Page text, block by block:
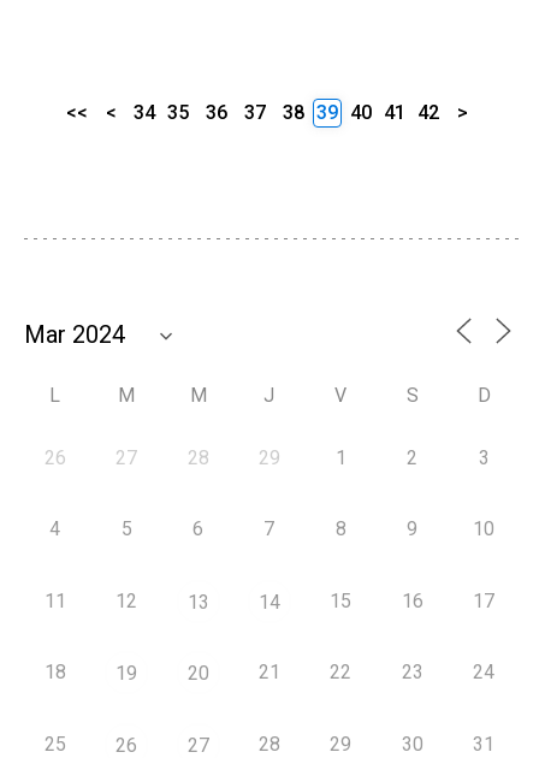
<< < 34 35 36 37 38 39 40 41 42 >
L M M J V S D
26 27 28 29 1 2 3
4 5 6 7 8 9 10
11 12 13 14 15 16 17
18 19 20 21 22 23 24
25 26 27 28 29 30 31